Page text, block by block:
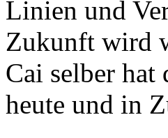
Linien und
Zukunft wird
Cai selber hat
heute und in